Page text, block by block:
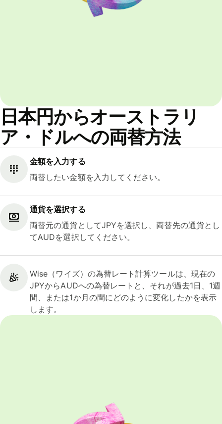
日本円からオーストラリ
ア・ドルへの両替方法
金額を入力する
両替したい金額を入力してください。
通貨を選択する
両替元の通貨としてJPYを選択し、両替先の通貨とし
てAUDを選択してください。
Wise（ワイズ）の為替レート計算ツールは、現在の
JPYからAUDへの為替レートと、それが過去1日、1週
間、または1か月の間にどのように変化したかを表示
します。